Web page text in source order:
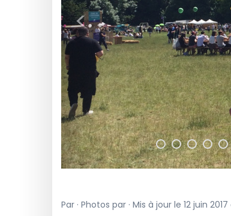
<
Par · Photos par · Mis à jour le 12 juin 2017